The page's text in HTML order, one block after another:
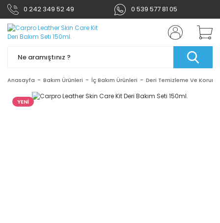
0 242 349 52 49 0 539 577 81 05
Anasayfa Bakım Ürünleri İç Bakım Ürünleri Deri Temizleme Ve
YENİ